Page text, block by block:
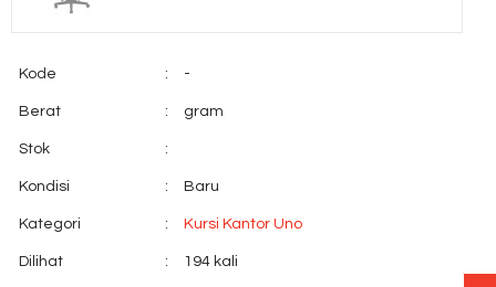
Kode : -
Berat : gram
Stok :
Kondisi : Baru
Kategori : Kursi Kantor Uno
Dilihat : 194 kali